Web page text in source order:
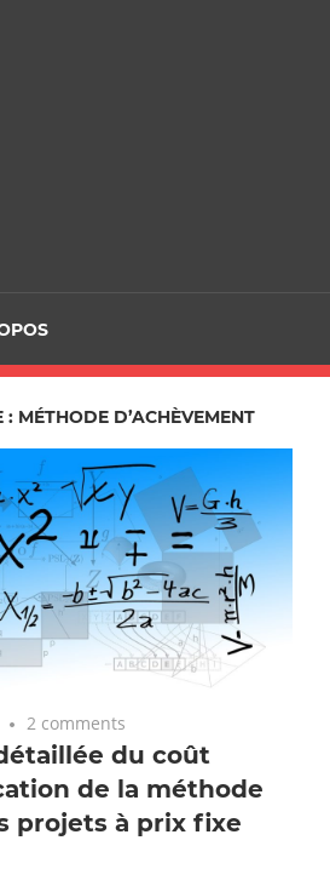
: MÉTHODE D’ACHÈVEMENT
2 comments
du coût
de la méthode
projets à prix fixe